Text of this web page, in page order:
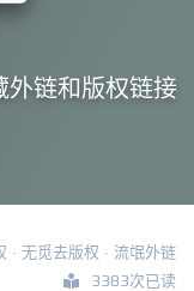
外链和版权链接
· 无觅去版权 · 流氓外链
3383次已读